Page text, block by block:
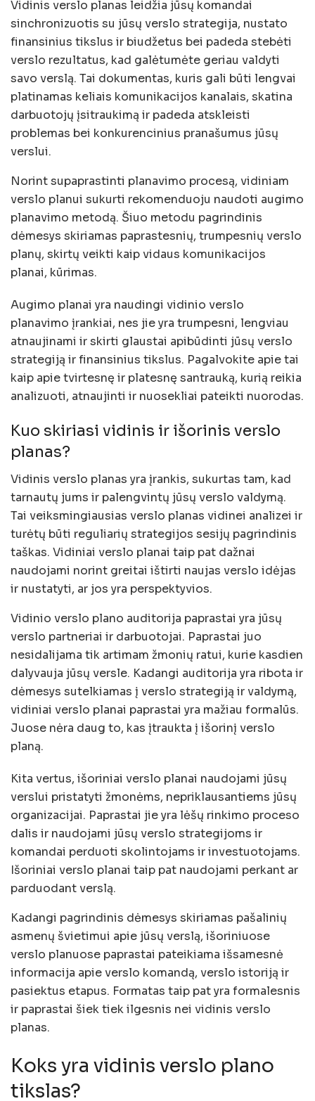
Vidinis verslo planas leidžia jūsų komandai
sinchronizuotis su jūsų verslo strategija, nustato
finansinius tikslus ir biudžetus bei padeda stebėti
verslo rezultatus, kad galėtumėte geriau valdyti
savo verslą. Tai dokumentas, kuris gali būti lengvai
platinamas keliais komunikacijos kanalais, skatina
darbuotojų įsitraukimą ir padeda atskleisti
problemas bei konkurencinius pranašumus jūsų
verslui.
Norint supaprastinti planavimo procesą, vidiniam
verslo planui sukurti rekomenduoju naudoti augimo
planavimo metodą. Šiuo metodu pagrindinis
dėmesys skiriamas paprastesnių, trumpesnių verslo
planų, skirtų veikti kaip vidaus komunikacijos
planai, kūrimas.
Augimo planai yra naudingi vidinio verslo
planavimo įrankiai, nes jie yra trumpesni, lengviau
atnaujinami ir skirti glaustai apibūdinti jūsų verslo
strategiją ir finansinius tikslus. Pagalvokite apie tai
kaip apie tvirtesnę ir platesnę santrauką, kurią reikia
analizuoti, atnaujinti ir nuosekliai pateikti nuorodas.
Kuo skiriasi vidinis ir išorinis verslo
planas?
Vidinis verslo planas yra įrankis, sukurtas tam, kad
tarnautų jums ir palengvintų jūsų verslo valdymą.
Tai veiksmingiausias verslo planas vidinei analizei ir
turėtų būti reguliarių strategijos sesijų pagrindinis
taškas. Vidiniai verslo planai taip pat dažnai
naudojami norint greitai ištirti naujas verslo idėjas
ir nustatyti, ar jos yra perspektyvios.
Vidinio verslo plano auditorija paprastai yra jūsų
verslo partneriai ir darbuotojai. Paprastai juo
nesidalijama tik artimam žmonių ratui, kurie kasdien
dalyvauja jūsų versle. Kadangi auditorija yra ribota ir
dėmesys sutelkiamas į verslo strategiją ir valdymą,
vidiniai verslo planai paprastai yra mažiau formalūs.
Juose nėra daug to, kas įtraukta į išorinį verslo
planą.
Kita vertus, išoriniai verslo planai naudojami jūsų
verslui pristatyti žmonėms, nepriklausantiems jūsų
organizacijai. Paprastai jie yra lėšų rinkimo proceso
dalis ir naudojami jūsų verslo strategijoms ir
komandai perduoti skolintojams ir investuotojams.
Išoriniai verslo planai taip pat naudojami perkant ar
parduodant verslą.
Kadangi pagrindinis dėmesys skiriamas pašalinių
asmenų švietimui apie jūsų verslą, išoriniuose
verslo planuose paprastai pateikiama išsamesnė
informacija apie verslo komandą, verslo istoriją ir
pasiektus etapus. Formatas taip pat yra formalesnis
ir paprastai šiek tiek ilgesnis nei vidinis verslo
planas.
Koks yra vidinis verslo plano
tikslas?